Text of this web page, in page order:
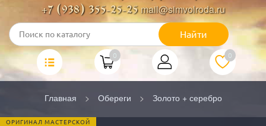
+7 (938) 355-25-25 mail@simvolroda.ru
Найти
0 0
Главная Обереги Золото + серебро
ОРИГИНАЛ МАСТЕРСКОЙ